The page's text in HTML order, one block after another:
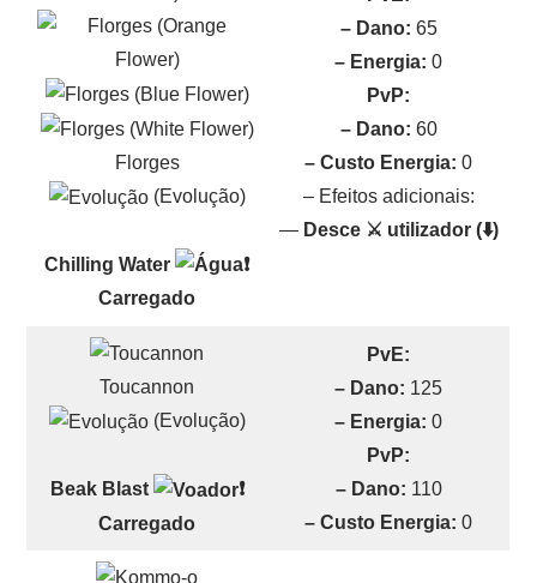
Florges
(Evolução)
Chilling Water
❗
Carregado
– Dano: 65
– Energia: 0
PvP:
– Dano: 60
– Custo Energia: 0
– Efeitos adicionais:
— Desce ⚔️ utilizador (⬇️)
Toucannon
(Evolução)
Beak Blast
❗
Carregado
PvE:
– Dano: 125
– Energia: 0
PvP:
– Dano: 110
– Custo Energia: 0